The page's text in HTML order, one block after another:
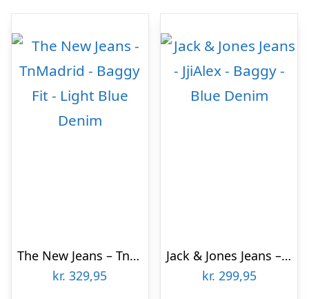
The New Jeans – TnMadrid – Baggy Fit – Light Blue Denim
kr. 329,95
Jack & Jones Jeans – JjiAlex – Baggy – Blue Denim
kr. 299,95